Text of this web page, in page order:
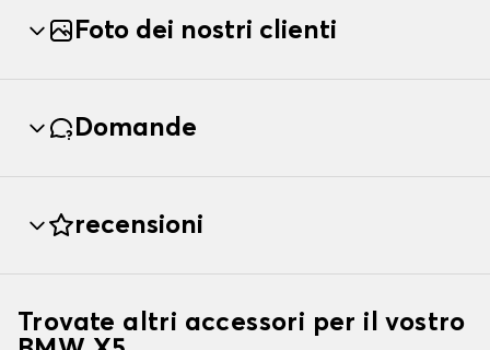
Foto dei nostri clienti
Domande
recensioni
Trovate altri accessori per il vostro